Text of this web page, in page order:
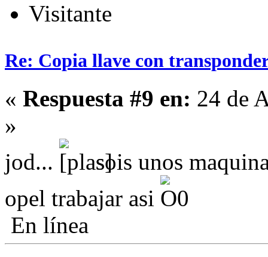
Visitante
Re: Copia llave con
« Respuesta #9 en: 24 de
»
jod...
sois unos
opel trabajar asi
En línea